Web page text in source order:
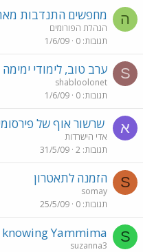
ה מחפשים התנדבות
הנהלת הפורומים
תגובות 0
1/6/09
S ערב טוב, לימודי
shabloolonet
תגובות 0
1/6/09
א שרשור אוף של
אדי הישרדות
תגובות 2
31/5/09
S הזמנה לתאטרון
somay
תגובות 0
25/5/09
S
Yammima
suzanna3